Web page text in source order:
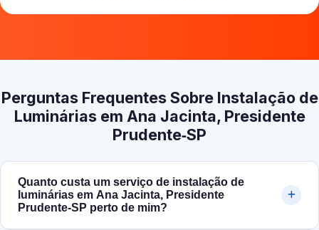
Perguntas Frequentes Sobre Instalação de
Luminárias em Ana Jacinta, Presidente
Prudente‑SP
Quanto custa um serviço de instalação de
luminárias em Ana Jacinta, Presidente
Prudente‑SP perto de mim?